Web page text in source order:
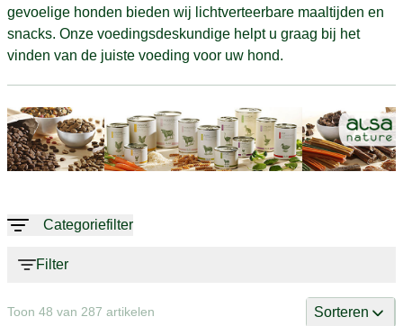
gevoelige honden bieden wij lichtverteerbare maaltijden en
snacks. Onze voedingsdeskundige helpt u graag bij het
vinden van de juiste voeding voor uw hond.
Categoriefilter
Filter
Toon 48 van 287 artikelen Sorteren